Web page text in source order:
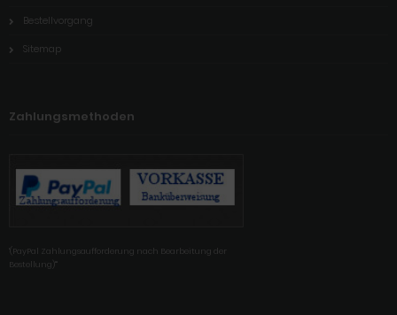
Bestellvorgang
Sitemap
Zahlungsmethoden
'(PayPal Zahlungsaufforderung nach Bearbeitung der
Bestellung)'"